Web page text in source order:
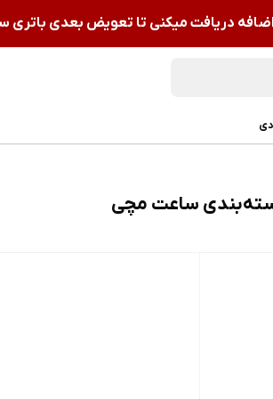
دریافت میکنی تا تعویض بعدی باتری
ساعت مچی